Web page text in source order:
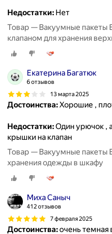
Недостатки: Нет
Товар — Вакуумные пакеты
клапаном для хранения
штуки
Екатерина Багатюк
6 отзывов
13 марта 2025
Достоинства:Хорошие ,
Недостатки:Один урючок ,
крышки на клапан
Товар — Вакуумные пакеты
хранения одежды в шкафу
Миха Саныч
412 отзывов
7 февраля 2025
Достоинства:очень темная